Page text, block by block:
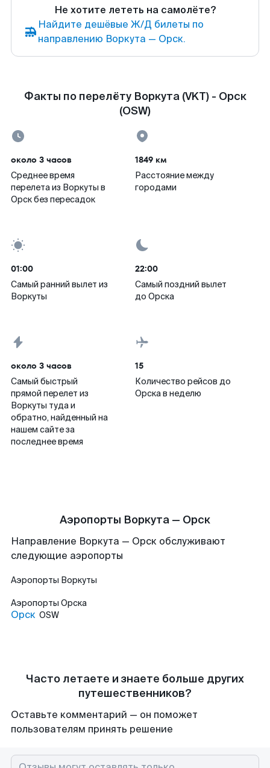
Не хотите лететь на самолёте?
Найдите дешёвые Ж/Д билеты по
направлению Воркута — Орск.
Факты по перелёту Воркута (VKT) - Орск
(OSW)
около 3 часов
Среднее время
перелета из Воркуты в
Орск без пересадок
1849 км
Расстояние между
городами
01:00
Самый ранний вылет из
Воркуты
22:00
Самый поздний вылет
до Орска
около 3 часов
Самый быстрый
прямой перелет из
Воркуты туда и
обратно, найденный на
нашем сайте за
последнее время
15
Количество рейсов до
Орска в неделю
Аэропорты Воркута — Орск
Направление Воркута — Орск обслуживают
следующие аэропорты
Аэропорты Воркуты
Аэропорты Орска
Орск OSW
Часто летаете и знаете больше других
путешественников?
Оставьте комментарий — он поможет
пользователям принять решение